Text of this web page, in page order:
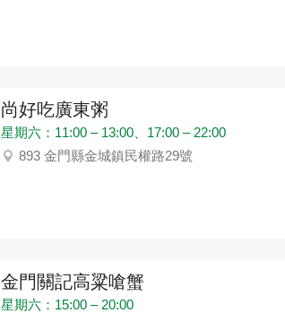
尚好吃廣東粥
星期六：11:00 – 13:00、17:00 – 22:00
893 金門縣金城鎮民權路29號
金門關記高粱嗆蟹
星期六：15:00 – 20:00